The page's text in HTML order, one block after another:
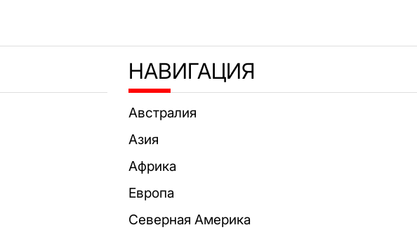
НАВИГАЦИЯ
Австралия
Азия
Африка
Европа
Северная Америка